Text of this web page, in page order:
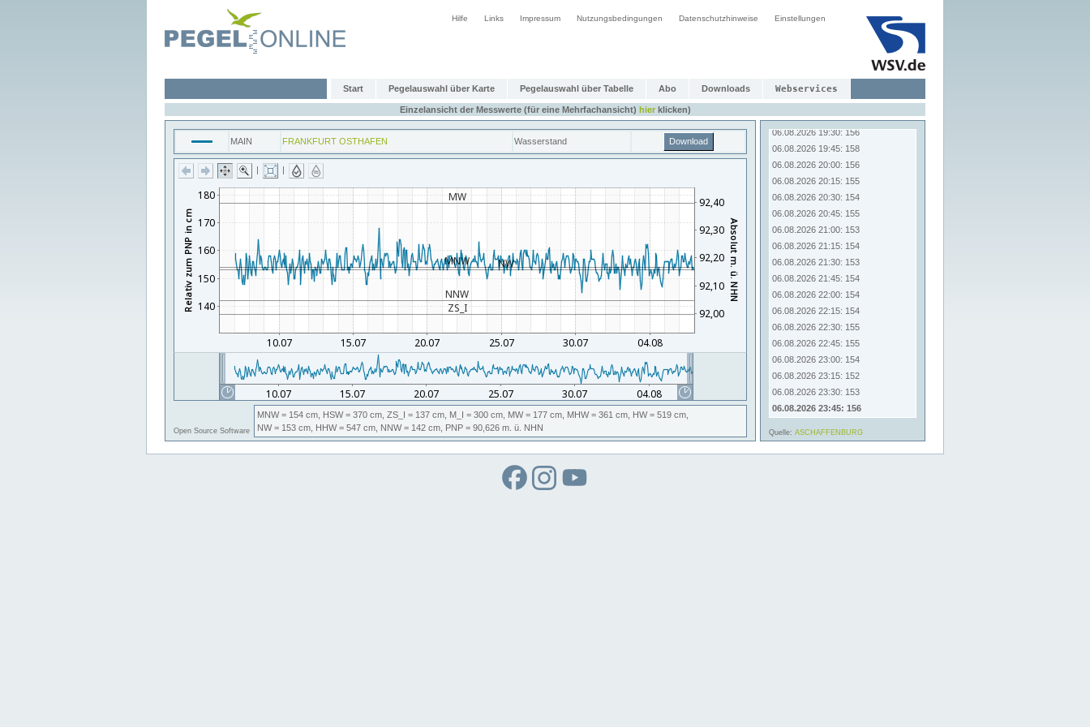
Hilfe Links Impressum Nutzungsbedingungen Datenschutzhinweise Einstellungen
Start Pegelauswahl über Karte Pegelauswahl über Tabelle Abo Downloads Webservices
Einzelansicht der Messwerte (für eine Mehrfachansicht) hierklicken)
MAIN FRANKFURT OSTHAFEN Wasserstand Download
| |
Open Source Software
MNW= 154 cm, HSW= 370 cm, ZS_I = 137 cm, M_I = 300 cm, MW= 177 cm, MHW= 361 cm, HW= 519 cm,
NW= 153 cm, HHW= 547 cm, NNW= 142 cm, PNP = 90,626 m. ü. NHN
06.08.2026 17:45: 156
06.08.2026 18:45: 159
06.08.2026 19:00: 160
06.08.2026 19:15: 160
06.08.2026 19:30: 156
06.08.2026 19:45: 158
06.08.2026 20:00: 156
06.08.2026 20:15: 155
06.08.2026 20:30: 154
06.08.2026 20:45: 155
06.08.2026 21:00: 153
06.08.2026 21:15: 154
06.08.2026 21:30: 153
06.08.2026 21:45: 154
06.08.2026 22:00: 154
06.08.2026 22:15: 154
06.08.2026 22:30: 155
06.08.2026 22:45: 155
06.08.2026 23:00: 154
06.08.2026 23:15: 152
06.08.2026 23:30: 153
06.08.2026 23:45: 156
Quelle: ASCHAFFENBURG